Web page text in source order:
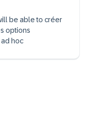
be able to créer
options
hoc